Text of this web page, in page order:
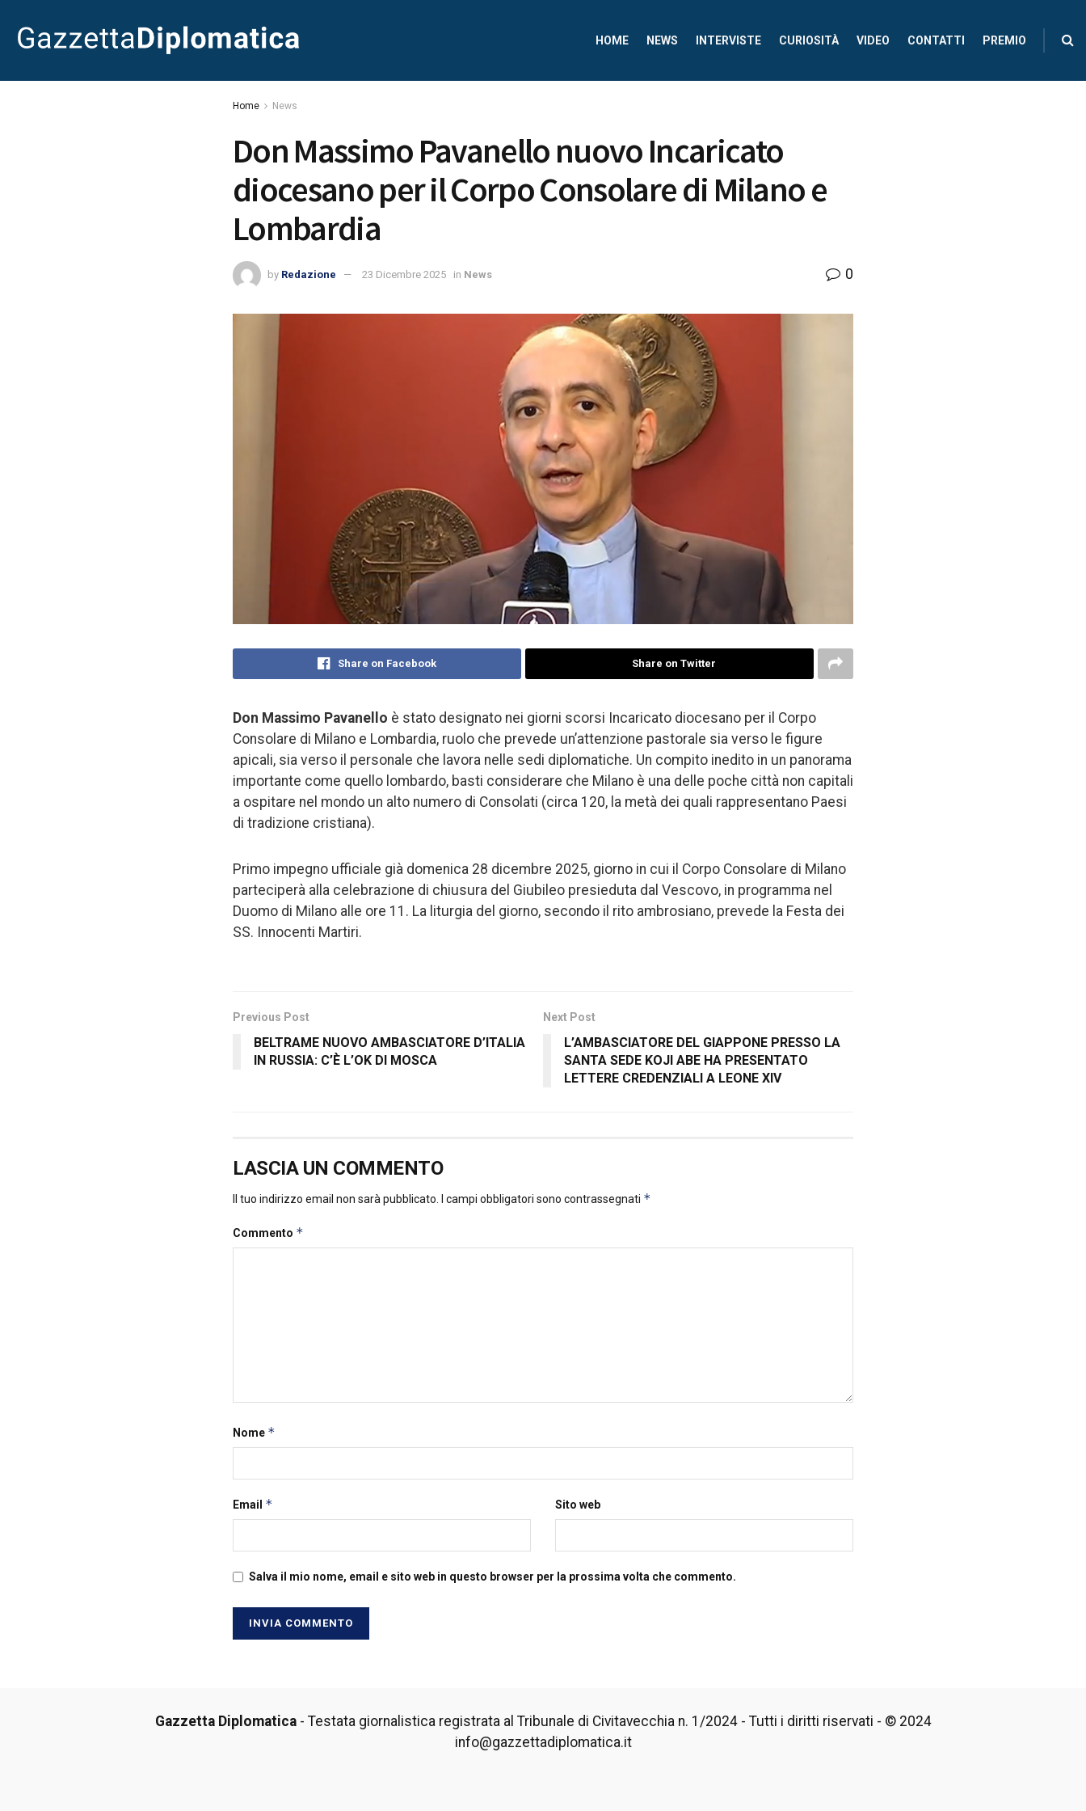
HOME NEWS INTERVISTE CURIOSITÀ VIDEO CONTATTI PREMIO
Home News
Don Massimo Pavanello nuovo Incaricato
diocesano per il Corpo Consolare di Milano e
Lombardia
by Redazione 23 Dicembre 2025 in News 0
Share on Facebook Share on Twitter
Don Massimo Pavanello è stato designato nei giorni scorsi Incaricato diocesano per il Corpo
Consolare di Milano e Lombardia, ruolo che prevede un’attenzione pastorale sia verso le figure
apicali, sia verso il personale che lavora nelle sedi diplomatiche. Un compito inedito in un panorama
importante come quello lombardo, basti considerare che Milano è una delle poche città non capitali
a ospitare nel mondo un alto numero di Consolati (circa 120, la metà dei quali rappresentano Paesi
di tradizione cristiana).
Primo impegno ufficiale già domenica 28 dicembre 2025, giorno in cui il Corpo Consolare di Milano
parteciperà alla celebrazione di chiusura del Giubileo presieduta dal Vescovo, in programma nel
Duomo di Milano alle ore 11. La liturgia del giorno, secondo il rito ambrosiano, prevede la Festa dei
SS. Innocenti Martiri.
Previous Post
BELTRAME NUOVO AMBASCIATORE D’ITALIA
IN RUSSIA: C’È L’OK DI MOSCA
Next Post
L’AMBASCIATORE DEL GIAPPONE PRESSO LA
SANTA SEDE KOJI ABE HA PRESENTATO
LETTERE CREDENZIALI A LEONE XIV
LASCIA UN COMMENTO
Il tuo indirizzo email non sarà pubblicato. I campi obbligatori sono contrassegnati *
Commento *
Nome *
Email * Sito web
Salva il mio nome, email e sito web in questo browser per la prossima volta che commento.
Gazzetta Diplomatica- Testata giornalistica registrata al Tribunale di Civitavecchia n. 1/2024 - Tutti i diritti riservati - © 2024
info@gazzettadiplomatica.it